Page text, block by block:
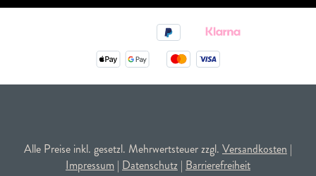
Alle Preise inkl. gesetzl. Mehrwertsteuer zzgl. Versandkosten |
Impressum | Datenschutz | Barrierefreiheit